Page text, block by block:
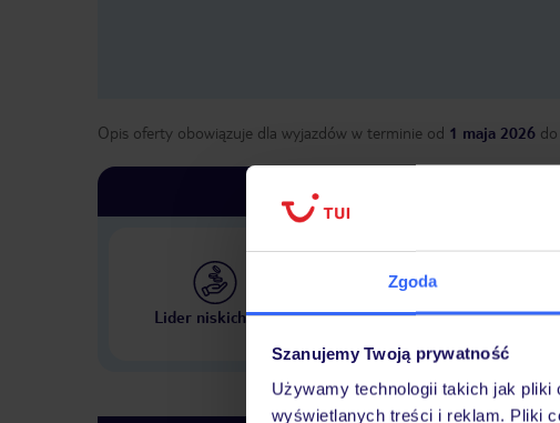
Zgoda
Szanujemy Twoją prywatność
Używamy technologii takich jak
wyświetlanych treści i reklam. Pliki
Opis oferty obowiązuje dla wyjazdów w terminie od 1 maja 2026 do
Lider niskich cen